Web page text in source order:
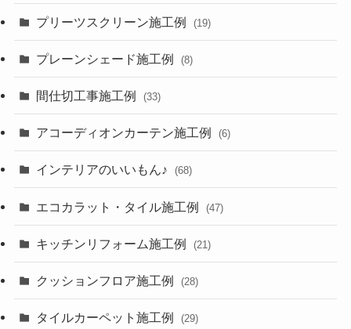
プリーツスクリーン施工例 (19)
プレーンシェード施工例 (8)
間仕切工事施工例 (33)
アコーディオンカーテン施工例 (6)
インテリアのいいもん♪ (68)
エコカラット・タイル施工例 (47)
キッチンリフォーム施工例 (21)
クッションフロア施工例 (28)
タイルカーペット施工例 (29)